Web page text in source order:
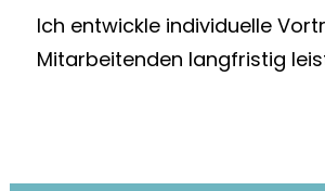
Ich entwickle individuelle
Mitarbeitenden langfristig